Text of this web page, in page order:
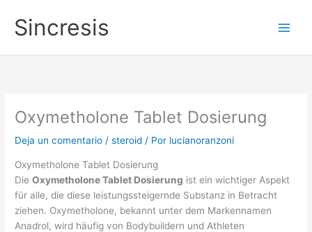
contenido
Sincresis
Oxymetholone Tablet Dosierung
Deja un comentario /steroid / Por lucianoranzoni
Oxymetholone Tablet Dosierung
DieOxymetholone Tablet Dosierung ist ein wichtiger Aspekt
für alle, die diese leistungssteigernde Substanz in Betracht
ziehen. Oxymetholone, bekannt unter dem Markennamen
Anadrol, wird häufig von Bodybuildern und Athleten